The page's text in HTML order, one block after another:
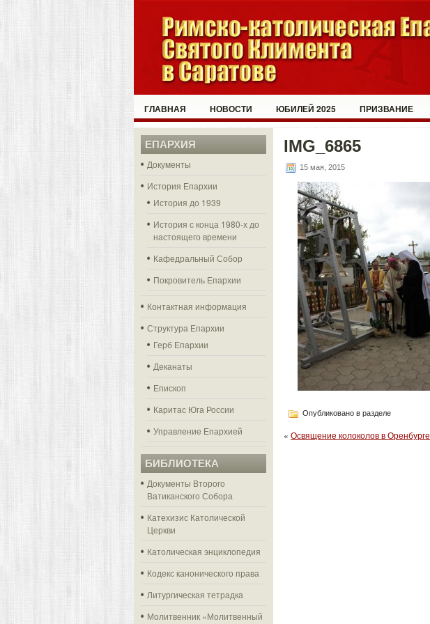
ГЛАВНАЯ НОВОСТИ ЮБИЛЕЙ 2025 ПРИЗВАНИЕ
ЕПАРХИЯ
Документы
История Епархии
История до 1939
История с конца 1980-х до
настоящего времени
Кафедральный Собор
Покровитель Епархии
Контактная информация
Структура Епархии
Герб Епархии
Деканаты
Епископ
Каритас Юга России
Управление Епархией
БИБЛИОТЕКА
Документы Второго
Ватиканского Собора
Катехизис Католической
Церкви
Католическая энциклопедия
Кодекс канонического права
Литургическая тетрадка
Молитвенник «Молитвенный
IMG_6865
15 мая, 2015
Опубликовано в разделе
« Освящение колоколов в Оренбурге